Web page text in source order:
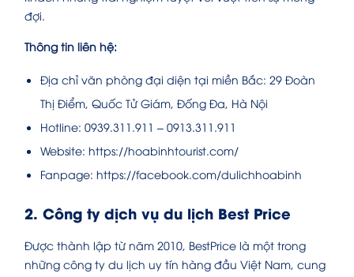
đợi.
Thông tin liên hệ:
Địa chỉ văn phòng đại diện tại miền Bắc: 29 Đoàn
Thị Điểm, Quốc Tử Giám, Đống Đa, Hà Nội
Hotline: 0939.311.911 – 0913.311.911
Website: https://hoabinhtourist.com/
Fanpage: https://facebook.com/dulichhoabinh
2. Công ty dịch vụ du lịch Best Price
Được thành lập từ năm 2010, BestPrice là một trong
những công ty du lịch uy tín hàng đầu Việt Nam, cung